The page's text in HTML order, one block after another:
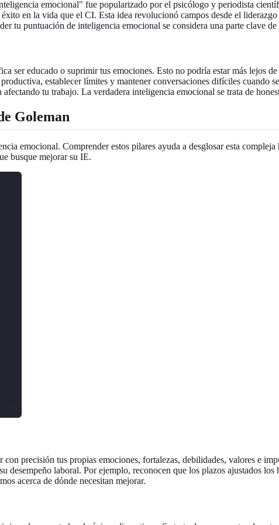
emocional" fue popularizado por el psicólogo y periodista
en la vida que el CI. Esta idea revolucionó campos desde el
tu puntuación de inteligencia emocional se considera una parte clave
ser educado o suprimir tus emociones. Esto no podría estar más lejos
establecer límites y mantener conversaciones difíciles cuando
tu trabajo. La verdadera inteligencia emocional se trata de
Goleman
emocional. Comprender estos pilares ayuda a desglosar esta compleja
busque mejorar su IE.
precisión tus propias emociones, fortalezas, debilidades, valores e
laboral. Por ejemplo, reconocen que los plazos ajustados los
acerca de dónde necesitan mejorar.